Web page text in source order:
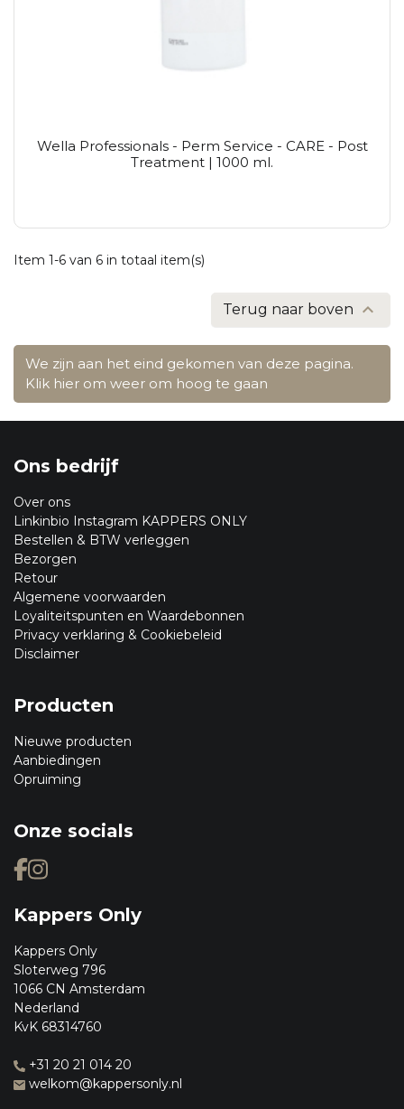
Wella Professionals - Perm Service - CARE - Post
Treatment | 1000 ml.
Item 1-6 van 6 in totaal item(s)
Terug naar boven 
We zijn aan het eind gekomen van deze pagina.
Klik hier om weer om hoog te gaan
Ons bedrijf
Over ons
Linkinbio Instagram KAPPERS ONLY
Bestellen & BTW verleggen
Bezorgen
Retour
Algemene voorwaarden
Loyaliteitspunten en Waardebonnen
Privacy verklaring & Cookiebeleid
Disclaimer
Producten
Nieuwe producten
Aanbiedingen
Opruiming
Onze socials
Kappers Only
Kappers Only
Sloterweg 796
1066 CN Amsterdam
Nederland
KvK 68314760
+31 20 21 014 20
welkom@kappersonly.nl